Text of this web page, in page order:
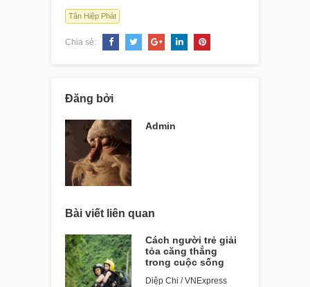
Tân Hiệp Phát
Chia sẻ:
Đăng bởi
Admin
Bài viết liên quan
Cách người trẻ giải
tỏa căng thẳng
trong cuộc sống
Diệp Chi / VNExpress